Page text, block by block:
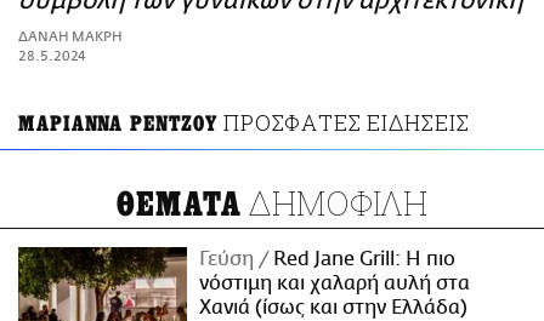
ΑΜΠΑ
PRINT
ΔΑΝΑΗ ΜΑΚΡΗ
28.5.2024
ΜΑΡΙΑΝΝΑ ΡΕΝΤΖΟΥ ΠΡΟΣΦΑΤΕΣ ΕΙΔΗΣΕΙΣ
ΘΕΜΑΤΑ ΔΗΜΟΦΙΛΗ
Γεύση
Red Jane Grill: Η πιο
νόστιμη και χαλαρή αυλή στα
Χανιά (ίσως και στην Ελλάδα)